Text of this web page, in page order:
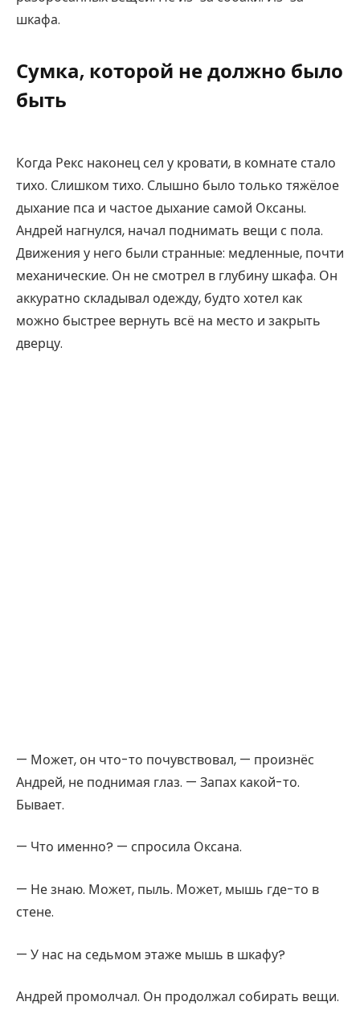
шкафа.
Сумка, которой не должно было
быть
Когда Рекс наконец сел у кровати, в комнате стало
тихо. Слишком тихо. Слышно было только тяжёлое
дыхание пса и частое дыхание самой Оксаны.
Андрей нагнулся, начал поднимать вещи с пола.
Движения у него были странные: медленные, почти
механические. Он не смотрел в глубину шкафа. Он
аккуратно складывал одежду, будто хотел как
можно быстрее вернуть всё на место и закрыть
дверцу.
— Может, он что-то почувствовал, — произнёс
Андрей, не поднимая глаз. — Запах какой-то.
Бывает.
— Что именно? — спросила Оксана.
— Не знаю. Может, пыль. Может, мышь где-то в
стене.
— У нас на седьмом этаже мышь в шкафу?
Андрей промолчал. Он продолжал собирать вещи.